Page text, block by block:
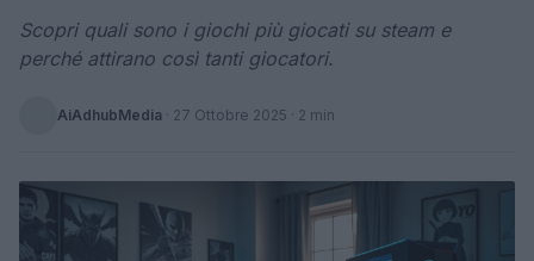
Scopri quali sono i giochi più giocati su steam e
perché attirano così tanti giocatori.
AiAdhubMedia · 27 Ottobre 2025 · 2 min